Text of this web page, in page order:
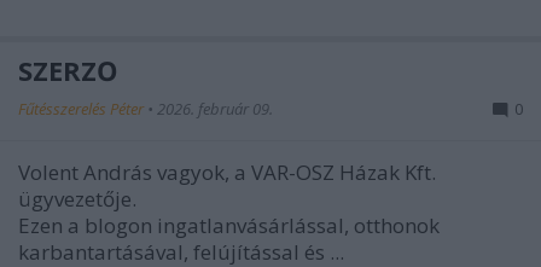
SZERZŐ
Fűtésszerelés Péter • 2026. február 09. 0
Volent András vagyok, a VAR-OSZ Házak Kft.
ügyvezetője.
Ezen a blogon ingatlanvásárlással, otthonok
karbantartásával, felújítással és ...